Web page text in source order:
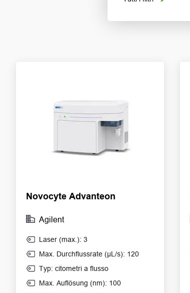
Novocyte Advanteon
Agilent
Laser (max.): 3
Max. Durchflussrate (µL/s): 120
Typ: citometri a flusso
Max. Auflösung (nm): 100